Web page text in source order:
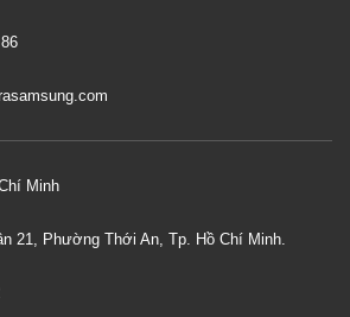
Minh
21, Phường Thới An, Tp. Hồ Chí Minh.